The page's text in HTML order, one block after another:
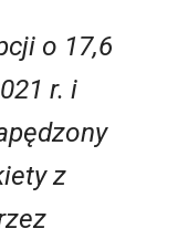
o 17,6
r. i
z